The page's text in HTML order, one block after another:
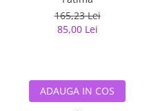
165,23 Lei
85,00 Lei
ADAUGA IN COS